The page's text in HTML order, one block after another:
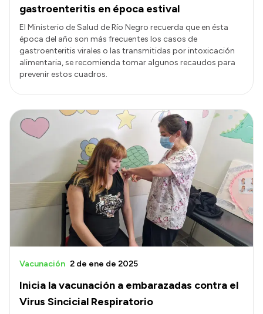
gastroenteritis en época estival
El Ministerio de Salud de Río Negro recuerda que en ésta
época del año son más frecuentes los casos de
gastroenteritis virales o las transmitidas por intoxicación
alimentaria, se recomienda tomar algunos recaudos para
prevenir estos cuadros.
Inicia la vacunación a embarazadas contra el
Virus Sincicial Respiratorio
Vacunación 2 de ene de 2025